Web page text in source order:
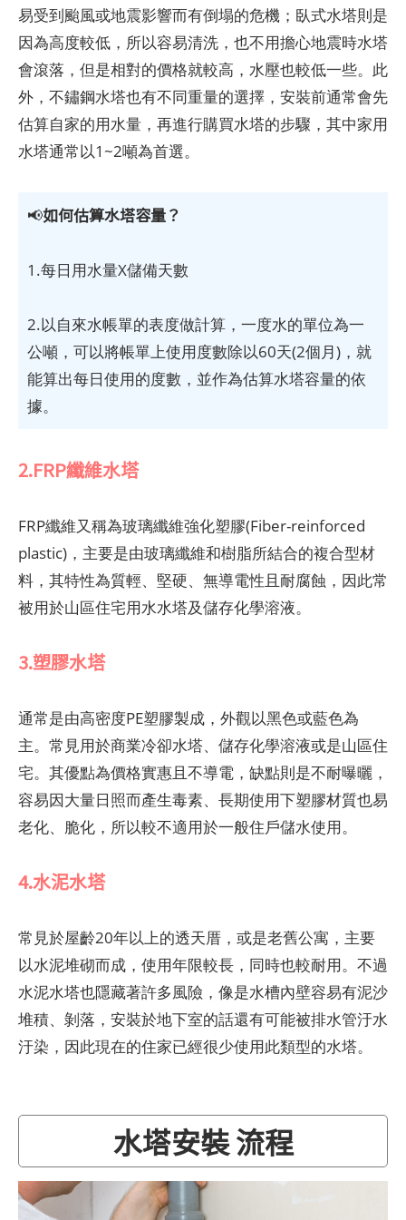
易受到颱風或地震影響而有倒塌的危機；臥式水塔則是
因為高度較低，所以容易清洗，也不用擔心地震時水塔
會滾落，但是相對的價格就較高，水壓也較低一些。此
外，不鏽鋼水塔也有不同重量的選擇，安裝前通常會先
估算自家的用水量，再進行購買水塔的步驟，其中家用
水塔通常以1~2噸為首選。
📢如何估算水塔容量？
1.每日用水量X儲備天數
2.以自來水帳單的表度做計算，一度水的單位為一
公噸，可以將帳單上使用度數除以60天(2個月)，就
能算出每日使用的度數，並作為估算水塔容量的依
據。
2.FRP纖維水塔
FRP纖維又稱為玻璃纖維強化塑膠(Fiber-reinforced
plastic)，主要是由玻璃纖維和樹脂所結合的複合型材
料，其特性為質輕、堅硬、無導電性且耐腐蝕，因此常
被用於山區住宅用水水塔及儲存化學溶液。
3.塑膠水塔
通常是由高密度PE塑膠製成，外觀以黑色或藍色為
主。常見用於商業冷卻水塔、儲存化學溶液或是山區住
宅。其優點為價格實惠且不導電，缺點則是不耐曝曬，
容易因大量日照而產生毒素、長期使用下塑膠材質也易
老化、脆化，所以較不適用於一般住戶儲水使用。
4.水泥水塔
常見於屋齡20年以上的透天厝，或是老舊公寓，主要
以水泥堆砌而成，使用年限較長，同時也較耐用。不過
水泥水塔也隱藏著許多風險，像是水槽內壁容易有泥沙
堆積、剝落，安裝於地下室的話還有可能被排水管汙水
汙染，因此現在的住家已經很少使用此類型的水塔。
水塔安裝 流程